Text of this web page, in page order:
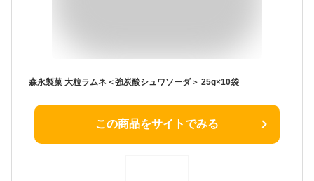
森永製菓 大粒ラムネ＜強炭酸シュワソーダ＞ 25g×10袋
この商品をサイトでみる